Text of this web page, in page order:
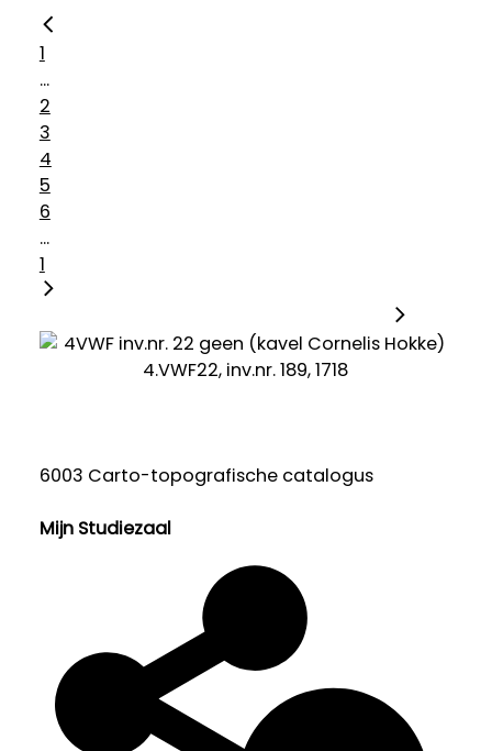
1
...
2
3
4
5
6
...
1
6003 Carto-topografische catalogus
Mijn Studiezaal